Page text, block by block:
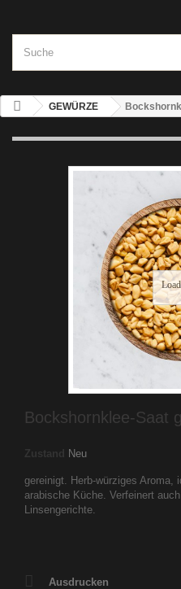
GEWÜRZE
Bockshornklee-Saat
Zustand Neu
gereinigt. Herb-würziges Aroma,
arabische Küche. Verfeinert
Linsengerichte.
Ausdrucken